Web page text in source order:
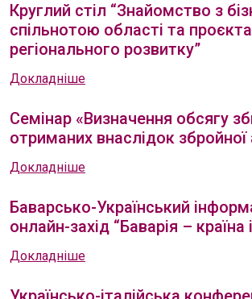
Круглий стіл “Знайомство з
спільнотою області та
регіонального розвитку”
Докладніше
Семінар «Визначення обсягу
отриманих внаслідок збройної
Докладніше
Баварсько-Український
онлайн-захід “Баварія – країна
Докладніше